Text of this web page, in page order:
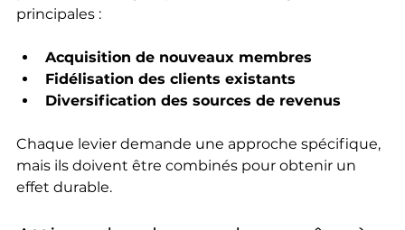
principales :
Acquisition de nouveaux membres
Fidélisation des clients existants
Diversification des sources de revenus
Chaque levier demande une approche spécifique,
mais ils doivent être combinés pour obtenir un
effet durable.